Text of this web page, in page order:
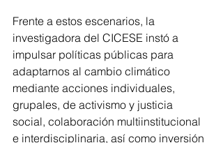
Frente a estos escenarios, la
investigadora del CICESE instó a
impulsar políticas públicas para
adaptarnos al cambio climático
mediante acciones individuales,
grupales, de activismo y justicia
social, colaboración multiinstitucional
e interdisciplinaria, así como inversión